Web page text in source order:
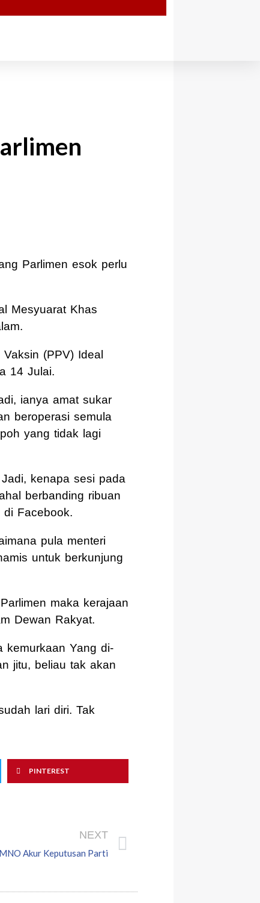
Parlimen esok perlu
Mesyuarat Khas
(PPV) Ideal
14 Julai.
ianya amat sukar
beroperasi semula
yang tidak lagi
kenapa sesi pada
berbanding ribuan
di Facebook.
pula menteri
untuk berkunjung
maka kerajaan
Dewan Rakyat.
kemurkaan Yang di-
jitu, beliau tak akan
lari diri. Tak
PINTEREST
NEXT
Akur Keputusan Parti